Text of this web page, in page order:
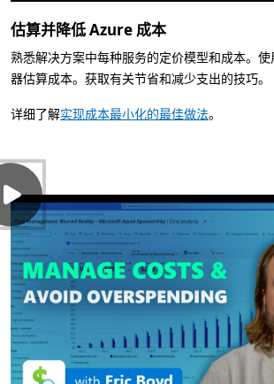
估算并降低 Azure 成本
熟悉解决方案中每种服务的定价模型和成本。
器估算成本。获取有关节省和减少支出的技巧。
详细了解实现成本最小化的最佳做法。